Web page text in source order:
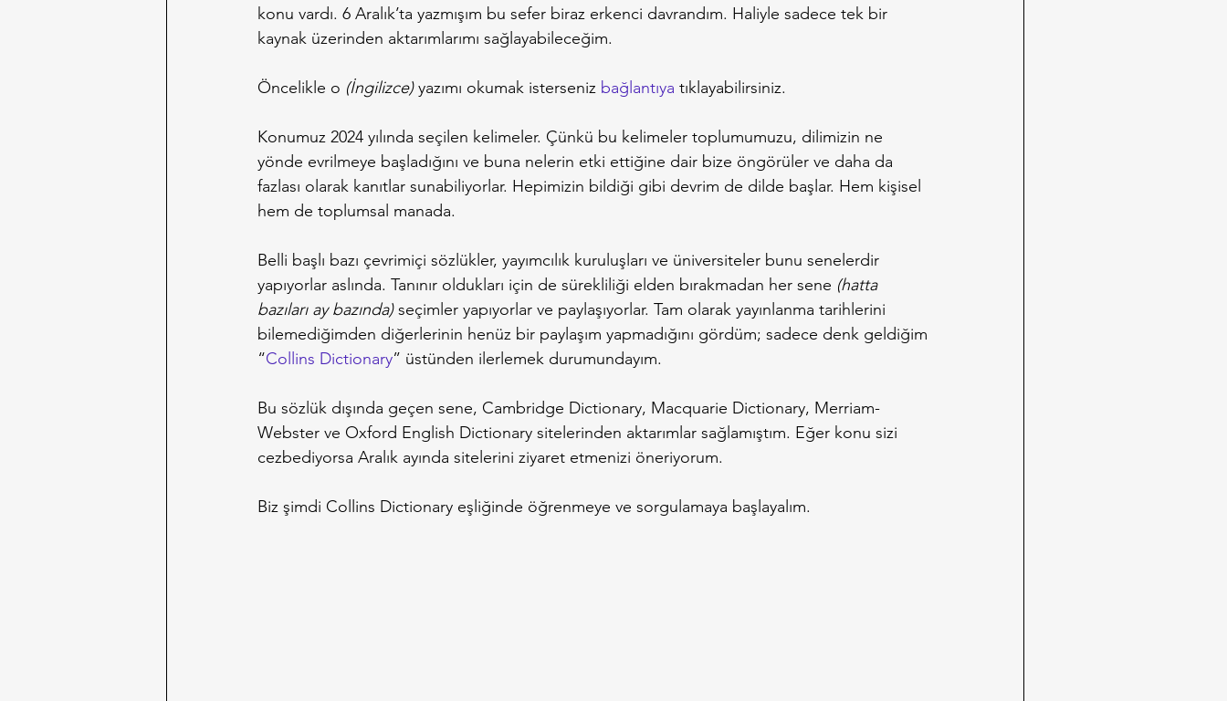
konu vardı. 6 Aralık’ta yazmışım bu sefer biraz erkenci davrandım. Haliyle sadece tek bir
kaynak üzerinden aktarımlarımı sağlayabileceğim.
Öncelikle o (İngilizce) yazımı okumak isterseniz bağlantıya tıklayabilirsiniz.
Konumuz 2024 yılında seçilen kelimeler. Çünkü bu kelimeler toplumumuzu, dilimizin ne
yönde evrilmeye başladığını ve buna nelerin etki ettiğine dair bize öngörüler ve daha da
fazlası olarak kanıtlar sunabiliyorlar. Hepimizin bildiği gibi devrim de dilde başlar. Hem kişisel
hem de toplumsal manada.
Belli başlı bazı çevrimiçi sözlükler, yayımcılık kuruluşları ve üniversiteler bunu senelerdir
yapıyorlar aslında. Tanınır oldukları için de sürekliliği elden bırakmadan her sene (hatta
bazıları ay bazında) seçimler yapıyorlar ve paylaşıyorlar. Tam olarak yayınlanma tarihlerini
bilemediğimden diğerlerinin henüz bir paylaşım yapmadığını gördüm; sadece denk geldiğim
“Collins Dictionary” üstünden ilerlemek durumundayım.
Bu sözlük dışında geçen sene, Cambridge Dictionary, Macquarie Dictionary, Merriam-
Webster ve Oxford English Dictionary sitelerinden aktarımlar sağlamıştım. Eğer konu sizi
cezbediyorsa Aralık ayında sitelerini ziyaret etmenizi öneriyorum.
Biz şimdi Collins Dictionary eşliğinde öğrenmeye ve sorgulamaya başlayalım.